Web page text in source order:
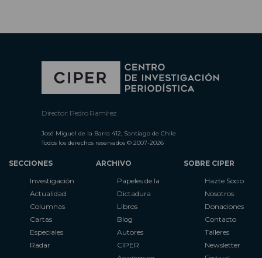
Director: Pedro Ramírez
José Miguel de la Barra 412, Santiago de Chile
Todos los derechos reservados © 2007-2026
SECCIONES
Investigación
Actualidad
Columnas
Cartas
Especiales
Radar
ARCHIVO
Papeles de la
Dictadura
Libros
Blog
Autores
CIPER
SOBRE CIPER
Hazte Socio
Nosotros
Donaciones
Contacto
Talleres
Newsletter